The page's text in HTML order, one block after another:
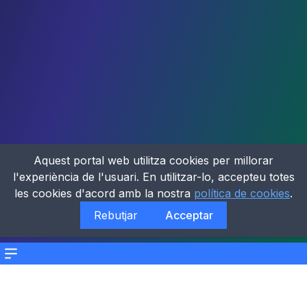
Menu
Aquest portal web utilitza cookies per millorar
l'experiència de l'usuari. En utilitzar-lo, accepteu totes
les cookies d'acord amb la nostra política de cookies.
Rebutjar
Acceptar